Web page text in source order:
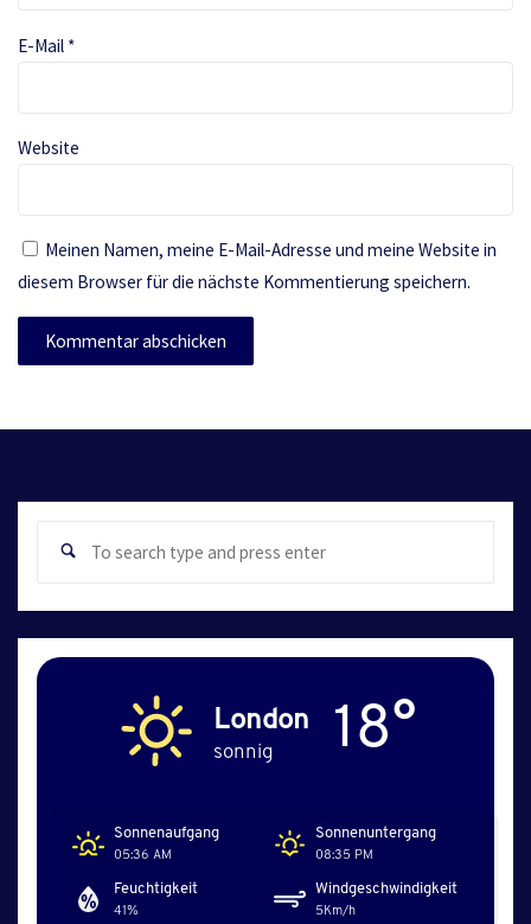
E-Mail *
Website
Meinen Namen, meine E-Mail-Adresse und meine Website in
diesem Browser für die nächste Kommentierung speichern.
Search
London
sonnig 18°
Sonnenaufgang
05:36 AM
Sonnenuntergang
08:35 PM
Feuchtigkeit
41%
Windgeschwindigkeit
5Km/h